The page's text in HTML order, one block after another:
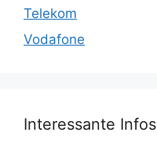
Telekom
Vodafone
Interessante Infos